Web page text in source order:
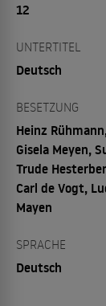
12
UNTERTITEL
Deutsch
BESETZUNG
Heinz
Gisela Meyen,
Trude
Carl de Vogt,
Mayen
SPRACHE
Deutsch